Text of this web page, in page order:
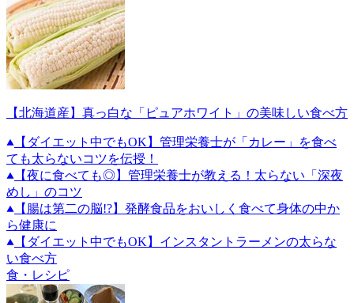
【北海道産】真っ白な「ピュアホワイト」の美味しい食べ方
【ダイエット中でもOK】管理栄養士が「カレー」を食べ
ても太らないコツを伝授！
【夜に食べても◎】管理栄養士が教える！太らない「深夜
めし」のコツ
【腸は第二の脳!?】発酵食品をおいしく食べて身体の中か
ら健康に
【ダイエット中でもOK】インスタントラーメンの太らな
い食べ方
食・レシピ